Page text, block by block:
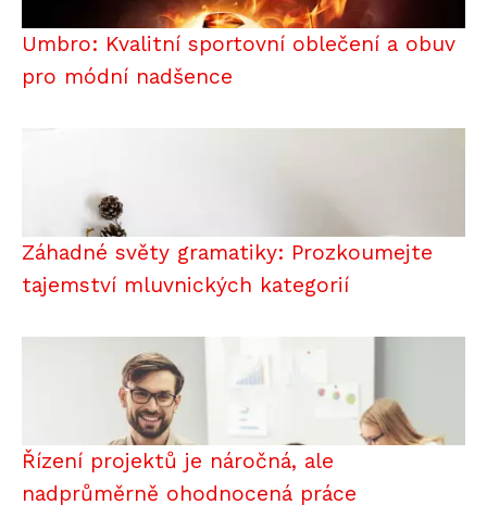
Umbro: Kvalitní sportovní oblečení a obuv
pro módní nadšence
Záhadné světy gramatiky: Prozkoumejte
tajemství mluvnických kategorií
Řízení projektů je náročná, ale
nadprůměrně ohodnocená práce